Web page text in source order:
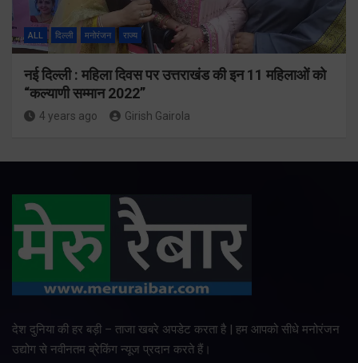
ALL दिल्ली मनोरंजन राज्य
नई दिल्ली : महिला दिवस पर उत्तराखंड की इन 11 महिलाओं को
“कल्याणी सम्मान 2022”
4 years ago Girish Gairola
देश दुनिया की हर बड़ी – ताजा खबरे अपडेट करता है | हम आपको सीधे मनोरंजन
उद्योग से नवीनतम ब्रेकिंग न्यूज प्रदान करते हैं।